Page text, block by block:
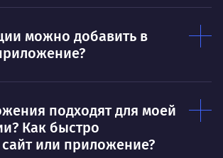
ты делаешь. Этим всё
можно добавить в
подходят для моей
Как быстро
сайт или приложение?